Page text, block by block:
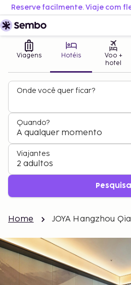
Viagens Hotéis
Voo +
hotel
Onde você quer ficar?
Quando?
A qualquer momento
Viajantes
2 adultos
Pesquisa
Home JOYA Hangzhou